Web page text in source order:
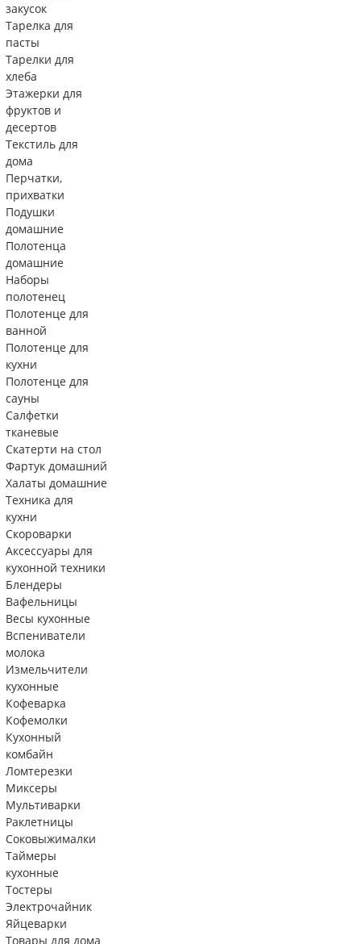
закусок
Тарелка для
пасты
Тарелки для
хлеба
Этажерки для
фруктов и
десертов
Текстиль для
дома
Перчатки,
прихватки
Подушки
домашние
Полотенца
домашние
Наборы
полотенец
Полотенце для
ванной
Полотенце для
кухни
Полотенце для
сауны
Салфетки
тканевые
Скатерти на стол
Фартук домашний
Халаты домашние
Техника для
кухни
Скороварки
Аксессуары для
кухонной техники
Блендеры
Вафельницы
Весы кухонные
Вспениватели
молока
Измельчители
кухонные
Кофеварка
Кофемолки
Кухонный
комбайн
Ломтерезки
Миксеры
Мультиварки
Раклетницы
Соковыжималки
Таймеры
кухонные
Тостеры
Электрочайник
Яйцеварки
Товары для дома